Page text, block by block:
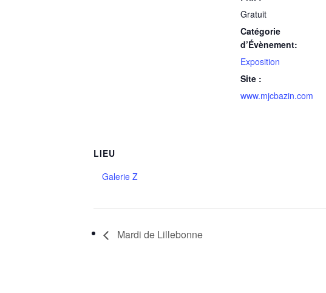
Gratuit
Catégorie
d’Évènement:
Exposition
Site :
www.mjcbazin.com
LIEU
Galerie Z
Mardi de Lillebonne